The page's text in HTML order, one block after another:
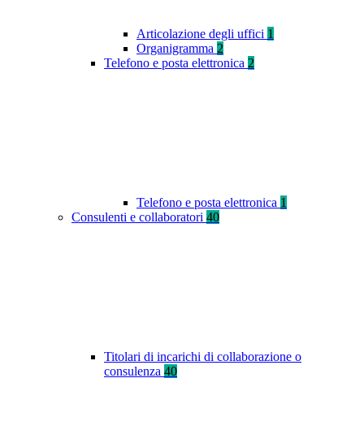
Articolazione degli uffici 1
Organigramma 2
Telefono e posta elettronica 2
Telefono e posta elettronica 1
Consulenti e collaboratori 40
Titolari di incarichi di collaborazione o
consulenza 40